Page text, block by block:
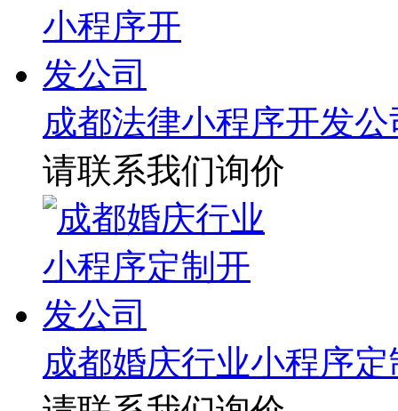
成都法律小程序开发公
请联系我们询价
成都婚庆行业小程序